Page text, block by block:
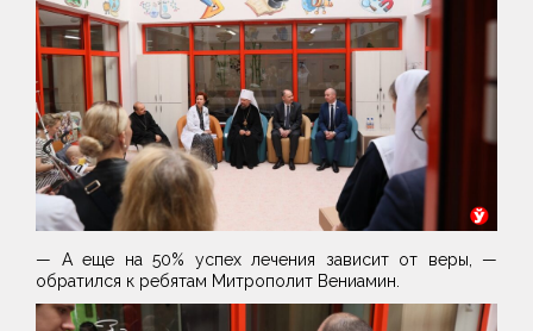
— А еще на 50% успех лечения зависит от веры, —
обратился к ребятам Митрополит Вениамин.